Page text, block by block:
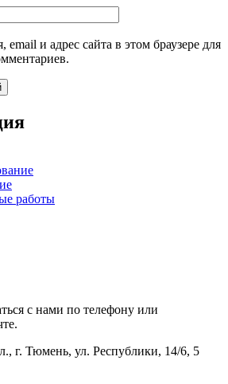
и адрес сайта в этом браузере для
работы
с нами по телефону или
г. Тюмень, ул. Республики, 14/6, 5